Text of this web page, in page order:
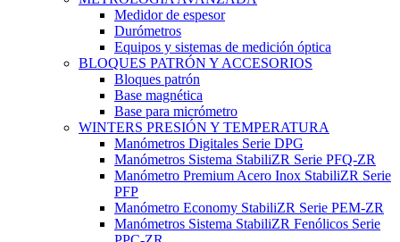
Medidor de espesor
Durómetros
Equipos y sistemas de medición óptica
BLOQUES PATRÓN Y ACCESORIOS
Bloques patrón
Base magnética
Base para micrómetro
WINTERS PRESIÓN Y TEMPERATURA
Manómetros Digitales Serie DPG
Manómetros Sistema StabiliZR Serie PFQ-ZR
Manómetro Premium Acero Inox StabiliZR Serie
PFP
Manómetro Economy StabiliZR Serie PEM-ZR
Manómetros Sistema StabiliZR Fenólicos Serie